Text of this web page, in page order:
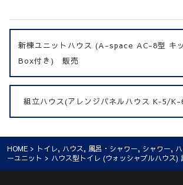
新棟ユニットハウス (A-space AC-8型 キ
Box付き) 販売
組立ハウス(アレンジパネルハウス K‐5/
HOME > トイレ, ハウス, 風呂・シャワー, シャワー,
ーユニット > ハウス型トイレ (ウォッシャブルハウス)